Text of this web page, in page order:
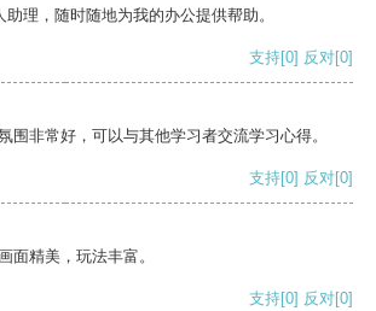
理，随时随地为我的办公提供帮助。
支持[0] 反对[0]
围非常好，可以与其他学习者交流学习心得。
支持[0] 反对[0]
面精美，玩法丰富。
支持[0] 反对[0]